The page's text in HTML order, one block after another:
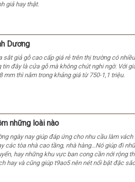
giả hay thật.
Dương
sắt giả gỗ cao cấp giá rẻ trên thị trường có
đây là cửa gỗ mà không chút nghi ngờ. Với
mm thì nằm trong khảng giá từ 750-1,1 triệu.
những loài nào
ngày nay giúp đáp ứng cho nhu cầu làm
các tòa nhà cao tầng, nhà hàng...Nó giúp đi
hay những khu vực ban cong cần nới rộng
hay và cũng giúp t9ao5 nên nét nổi bật đặc